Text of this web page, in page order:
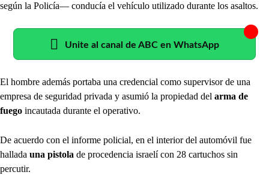
según la Policía— conducía el vehículo utilizado durante los asaltos.
Unite al canal de ABC en WhatsApp
El hombre además portaba una credencial como supervisor de una
empresa de seguridad privada y asumió la propiedad del arma de
fuego incautada durante el operativo.
De acuerdo con el informe policial, en el interior del automóvil fue
hallada una pistola de procedencia israelí con 28 cartuchos sin
percutir.